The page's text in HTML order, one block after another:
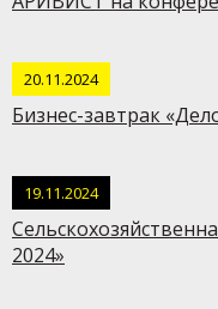
20.11.2024
Бизнес-завтрак
19.11.2024
2024»